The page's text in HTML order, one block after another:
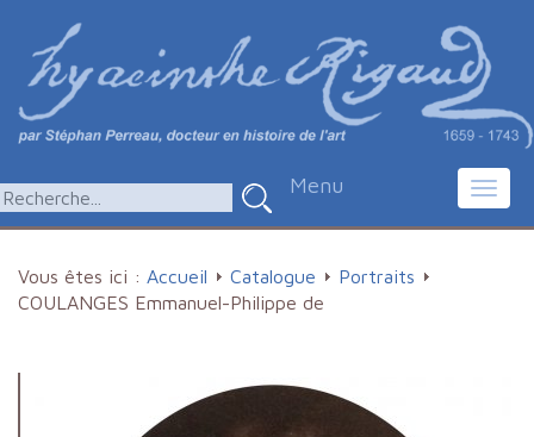
Menu
Vous êtes ici : Accueil Catalogue
Portraits
COULANGES Emmanuel-Philippe de